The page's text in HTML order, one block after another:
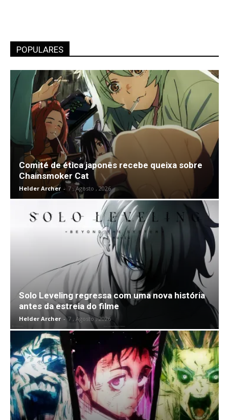
POPULARES
Comité de ética japonês recebe queixa sobre
Chainsmoker Cat
Helder Archer - 7 , Agosto , 2026
Solo Leveling regressa com uma nova história
antes da estreia do filme
Helder Archer - 7 , Agosto , 2026